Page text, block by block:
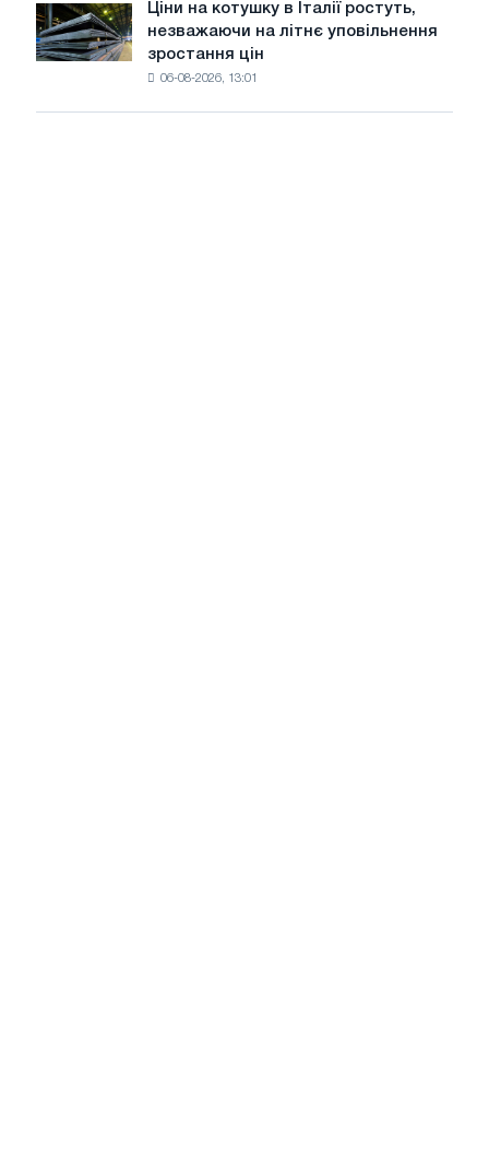
липні
з
року
Ціни
на
котушку
Ціни на котушку в Італії ростуть,
незважаючи на літнє уповільнення
зростання цін
06-08-2026, 13:01